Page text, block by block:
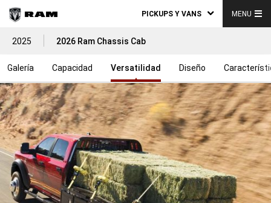
PICKUPS Y VANS MENU
2025 2026 Ram Chassis Cab
Galería Capacidad Versatilidad Diseño